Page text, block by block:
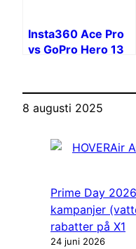
Insta360 Ace Pro
vs GoPro Hero 13
Vilken är den bästa
actionkameran
8 augusti 2025
Prime Day
kampanjer
rabatter på X1
24 juni 2026